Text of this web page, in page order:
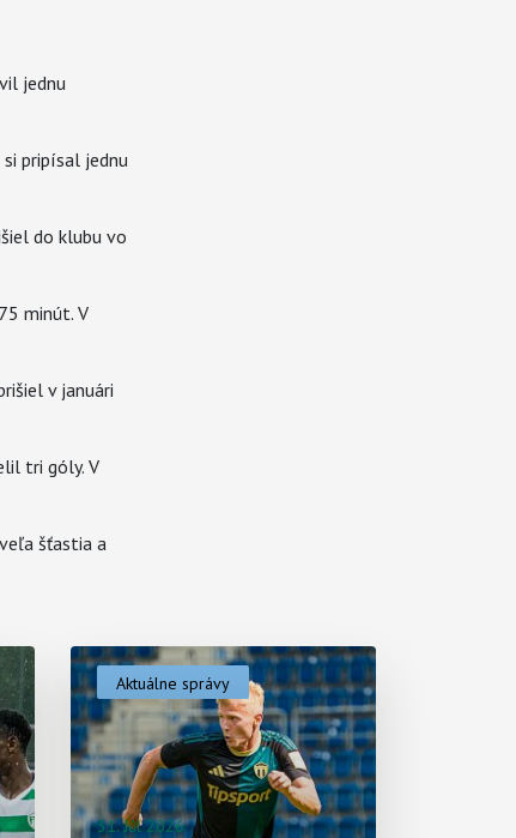
jednu
pripísal jednu
do klubu vo
minút. V
v januári
tri góly. V
šťastia a
Aktuálne správy
31. Júl 2026